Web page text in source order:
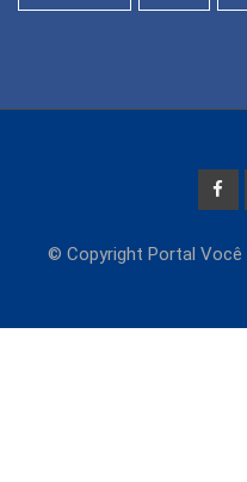
© Copyright Portal Você